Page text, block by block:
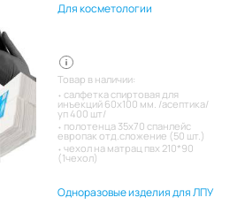
Для косметологии
Товар в наличии:
салфетка спиртовая для
инъекций 60х100 мм. /асептика/
уп 400 шт/
полотенца 35х70 спанлейс
европак отд.сложение (50 шт.)
чехол на матрац пвх 210*90
(1чехол)
Одноразовые изделия для ЛПУ